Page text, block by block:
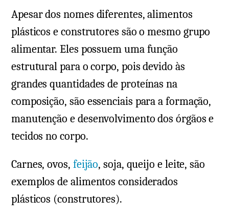
Apesar dos nomes diferentes, alimentos
plásticos e construtores são o mesmo grupo
alimentar. Eles possuem uma função
estrutural para o corpo, pois devido às
grandes quantidades de proteínas na
composição, são essenciais para a formação,
manutenção e desenvolvimento dos órgãos e
tecidos no corpo.
Carnes, ovos, feijão, soja, queijo e leite, são
exemplos de alimentos considerados
plásticos (construtores).